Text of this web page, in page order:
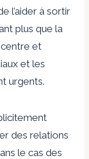
l’aider à sortir
plus que la
et
et les
urgents.
des relations
le cas des